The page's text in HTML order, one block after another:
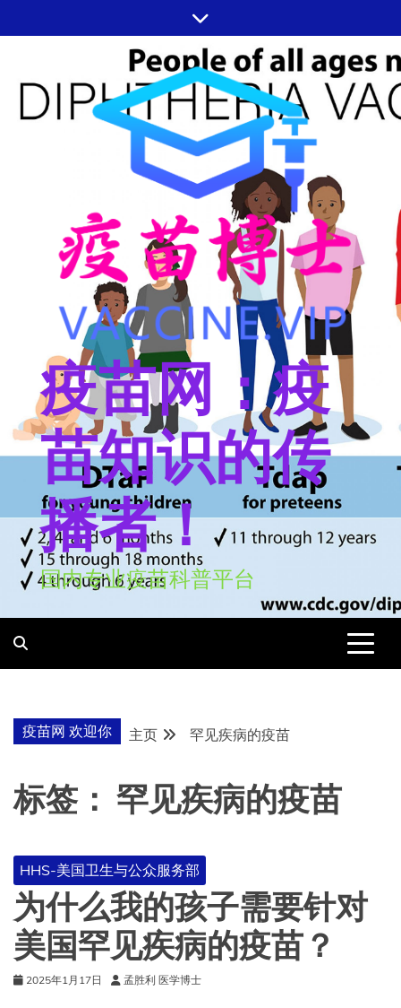
至
疫苗网：疫
苗知识的传
播者！
国内专业疫苗科普平台
疫苗网 欢迎你 主页 罕见疾病的疫苗
标签： 罕见疾病的疫苗
HHS-美国卫生与公众服务部
为什么我的孩子需要针对
美国罕见疾病的疫苗？
2025年1月17日 孟胜利 医学博士